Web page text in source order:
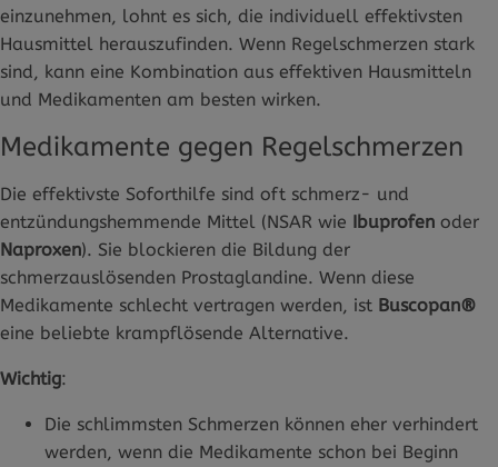
einzunehmen, lohnt es sich, die individuell effektivsten
Hausmittel herauszufinden. Wenn Regelschmerzen stark
sind, kann eine Kombination aus effektiven Hausmitteln
und Medikamenten am besten wirken.
Medikamente gegen Regelschmerzen
Die effektivste Soforthilfe sind oft schmerz- und
entzündungshemmende Mittel (NSAR wie Ibuprofen oder
Naproxen). Sie blockieren die Bildung der
schmerzauslösenden Prostaglandine. Wenn diese
Medikamente schlecht vertragen werden, ist Buscopan®
eine beliebte krampflösende Alternative.
Wichtig:
Die schlimmsten Schmerzen können eher verhindert
werden, wenn die Medikamente schon bei Beginn